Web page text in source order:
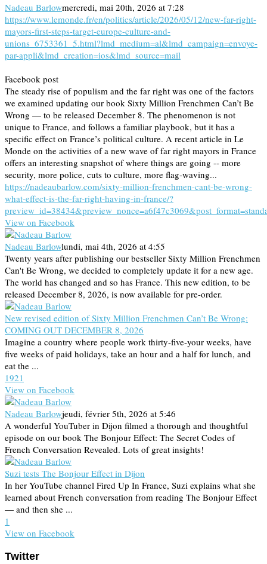
Nadeau Barlowmercredi, mai 20th, 2026 at 7:28
https://www.lemonde.fr/en/politics/article/2026/05/12/new-far-right-
mayors-first-steps-target-europe-culture-and-
unions_6753361_5.html?lmd_medium=al&lmd_campaign=envoye-
par-appli&lmd_creation=ios&lmd_source=mail
Facebook post
The steady rise of populism and the far right was one of the factors
we examined updating our book Sixty Million Frenchmen Can’t Be
Wrong — to be released December 8. The phenomenon is not
unique to France, and follows a familiar playbook, but it has a
specific effect on France’s political culture. A recent article in Le
Monde on the activities of a new wave of far right mayors in France
offers an interesting snapshot of where things are going -- more
security, more police, cuts to culture, more flag-waving...
https://nadeaubarlow.com/sixty-million-frenchmen-cant-be-wrong-
what-effect-is-the-far-right-having-in-france/?
View on Facebook
Nadeau Barlowlundi, mai 4th, 2026 at 4:55
Twenty years after publishing our bestseller Sixty Million Frenchmen
Can't Be Wrong, we decided to completely update it for a new age.
The world has changed and so has France. This new edition, to be
released December 8, 2026, is now available for pre-order.
New revised edition of Sixty Million Frenchmen Can’t Be Wrong:
COMING OUT DECEMBER 8, 2026
Imagine a country where people work thirty-five-your weeks, have
five weeks of paid holidays, take an hour and a half for lunch, and
eat the ...
1921
View on Facebook
Nadeau Barlowjeudi, février 5th, 2026 at 5:46
A wonderful YouTuber in Dijon filmed a thorough and thoughtful
episode on our book The Bonjour Effect: The Secret Codes of
French Conversation Revealed. Lots of great insights!
Suzi tests The Bonjour Effect in Dijon
In her YouTube channel Fired Up In France, Suzi explains what she
learned about French conversation from reading The Bonjour Effect
— and then she ...
1
View on Facebook
Twitter